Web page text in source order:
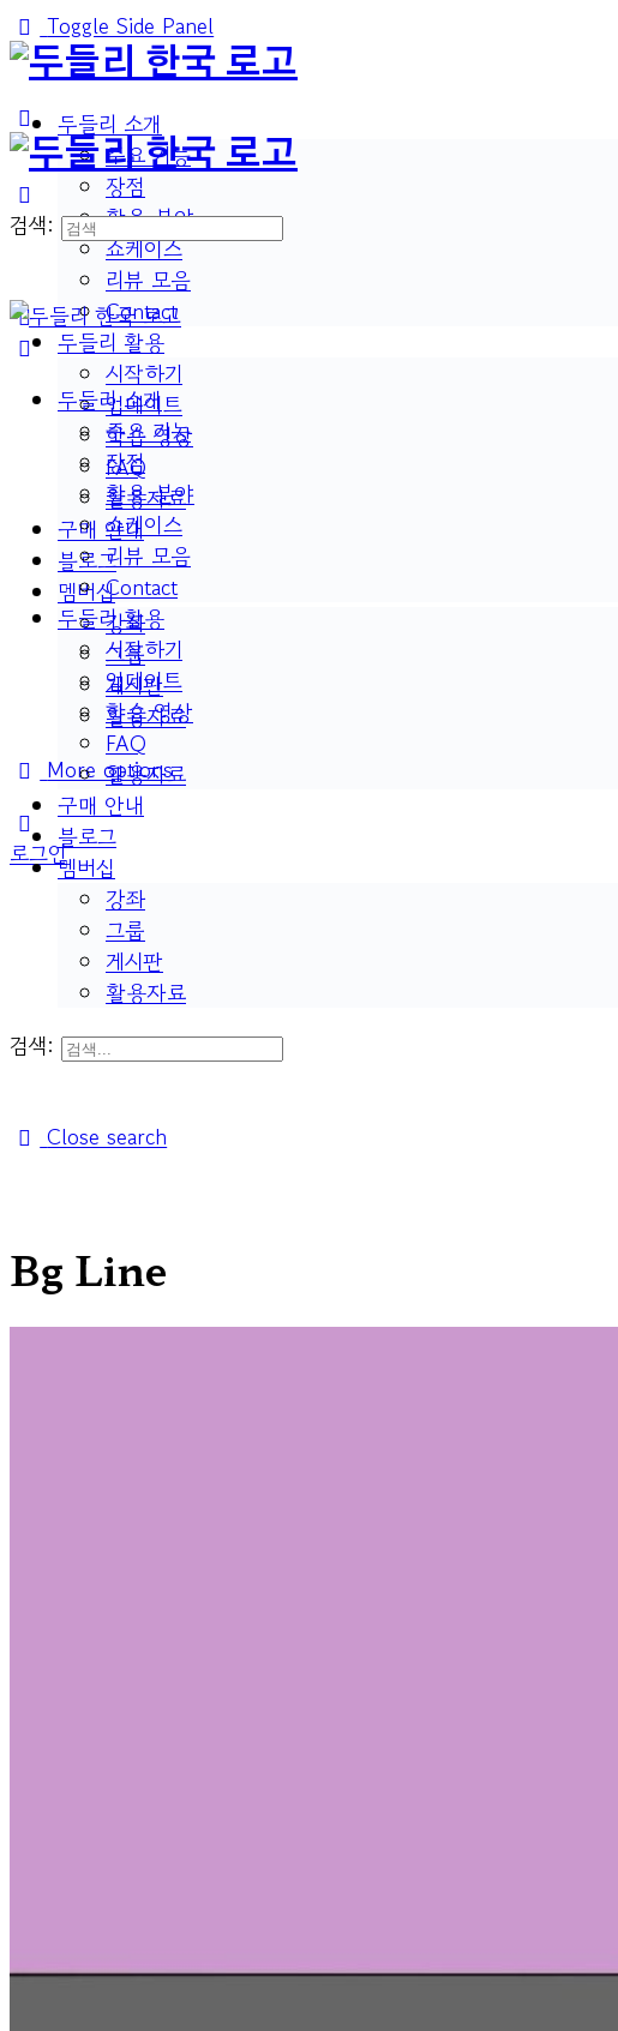
Toggle Side Panel
두들리 소개
주요 기능
장점
활용 분야
쇼케이스
리뷰 모음
Contact
두들리 활용
시작하기
업데이트
학습 영상
FAQ
활용자료
구매 안내
블로그
멤버십
강좌
그룹
게시판
활용자료
More options
로그인
검색:
두들리 소개
주요 기능
장점
활용 분야
쇼케이스
리뷰 모음
Contact
두들리 활용
시작하기
업데이트
학습 영상
FAQ
활용자료
구매 안내
블로그
멤버십
강좌
그룹
게시판
활용자료
검색:
Close search
Bg Line